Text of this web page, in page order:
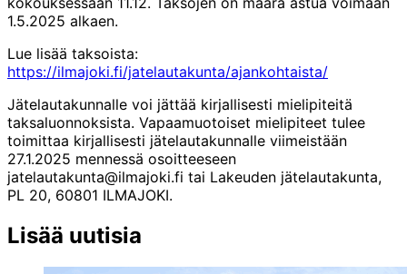
1.5.2025 alkaen.
Lue lisää taksoista:
https://ilmajoki.fi/jatelautakunta/ajankohtaista/
Jätelautakunnalle voi jättää kirjallisesti mielipiteitä
taksaluonnoksista. Vapaamuotoiset mielipiteet tulee
toimittaa kirjallisesti jätelautakunnalle viimeistään
27.1.2025 mennessä osoitteeseen
jatelautakunta@ilmajoki.fi tai Lakeuden jätelautakunta,
PL 20, 60801 ILMAJOKI.
Jaa
tämä
artikkeli
Jaa:
Facebook
Jaa:
Twitter
Jaa:
LinkedIn
Jaa:
WhatsApp
Jaa:
Email
Lisää uutisia